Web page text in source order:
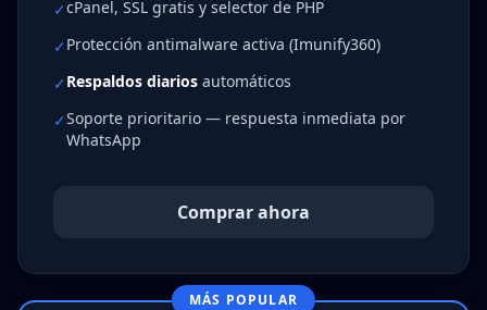
✓cPanel, SSL gratis y selector de PHP
✓Protección antimalware activa (Imunify360)
✓Respaldos diarios automáticos
✓Soporte prioritario — respuesta inmediata por
WhatsApp
Comprar ahora
MÁS POPULAR